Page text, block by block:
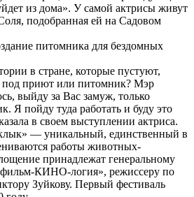
из дома». У самой актрисы живут
подобранная ей на Садовом
питомника для бездомных
в стране, которые пустуют,
под приют или питомник? Мэр
выйду за Вас замуж, только
Я пойду туда работать и буду это
в своем выступлении актриса.
— уникальный, единственный в
работы животных-
принадлежат генеральному
КИНО-логия», режиссеру по
Зуйкову. Первый фестиваль